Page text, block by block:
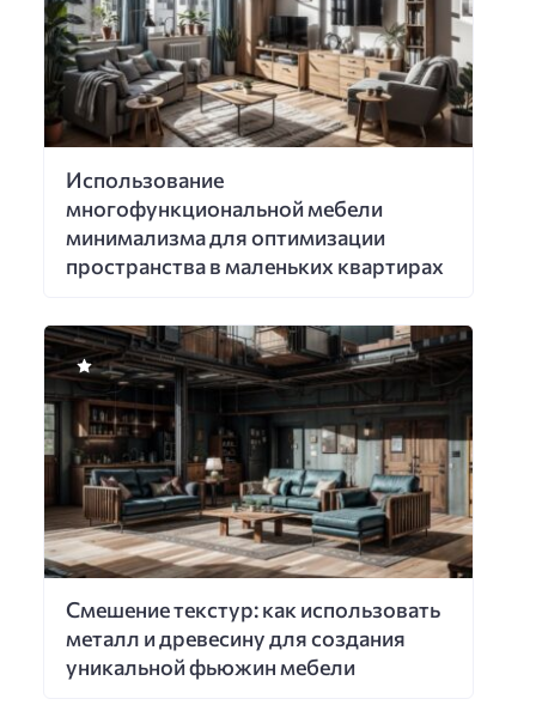
Использование
многофункциональной мебели
минимализма для оптимизации
пространства в маленьких квартирах
Смешение текстур: как использовать
металл и древесину для создания
уникальной фьюжин мебели